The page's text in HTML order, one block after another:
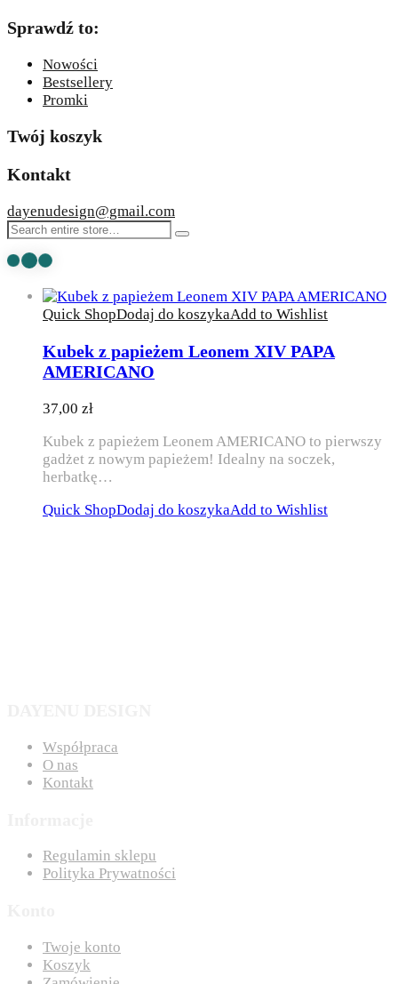
Sprawdź to:
Nowości
Bestsellery
Promki
Twój koszyk
Kontakt
dayenudesign@gmail.com
Quick ShopDodaj do koszykaAdd to Wishlist
Kubek z papieżem Leonem XIV PAPA
AMERICANO
37,00 zł
Kubek z papieżem Leonem AMERICANO to pierwszy
gadżet z nowym papieżem! Idealny na soczek,
herbatkę…
Quick ShopDodaj do koszykaAdd to Wishlist
Współpraca
O nas
Kontakt
Regulamin sklepu
Polityka Prywatności
Twoje konto
Koszyk